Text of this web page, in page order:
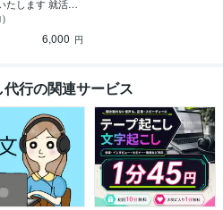
たします 就活始
方、業界を丸ご
い方におすす
6,000 円
行の関連サービス